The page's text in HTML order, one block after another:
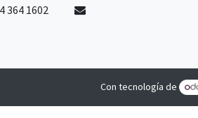
364 1602
Con tecnología de